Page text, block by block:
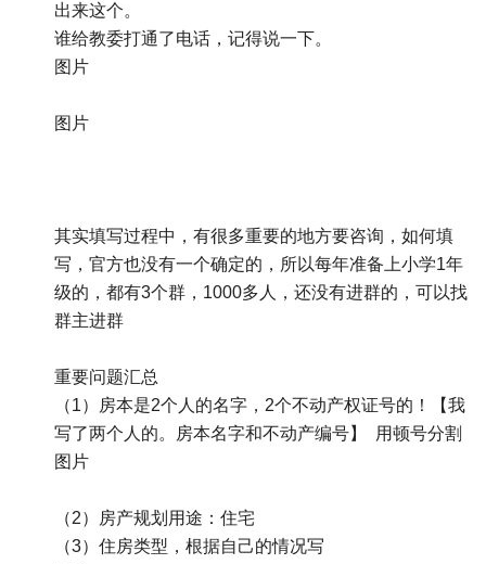
出来这个。
谁给教委打通了电话，记得说一下。
图片
图片
其实填写过程中，有很多重要的地方要咨询，如何填
写，官方也没有一个确定的，所以每年准备上小学1年
级的，都有3个群，1000多人，还没有进群的，可以找
群主进群
重要问题汇总
（1）房本是2个人的名字，2个不动产权证号的！【我
写了两个人的。房本名字和不动产编号】 用顿号分割
图片
（2）房产规划用途：住宅
（3）住房类型，根据自己的情况写